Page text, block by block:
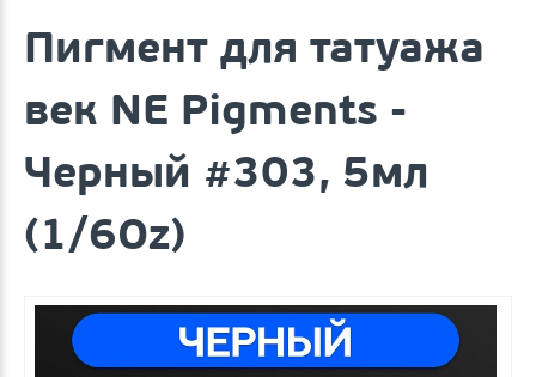
Пигмент для татуажа
век NE Pigments -
Черный #303, 5мл
(1/6Oz)